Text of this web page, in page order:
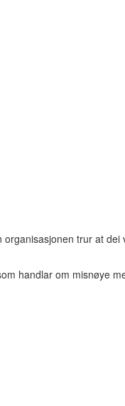
trur at dei
handlar om misnøye